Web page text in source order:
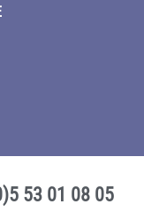
53 01 08 05